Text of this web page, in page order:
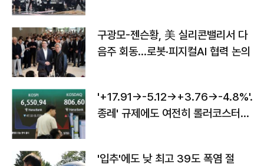
구광모-젠슨황, 美 실리콘밸리서 다
음주 회동…로봇·피지컬AI 협력 논의
'+17.91→-5.12→+3.76→-4.8%'…'
종레' 규제에도 여전히 롤러코스터
'입추'에도 낮 최고 39도 폭염 절